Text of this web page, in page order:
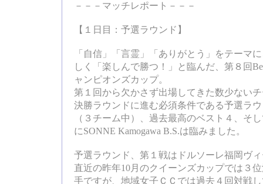
－－－マッチレポート－－－
【１日目：予選ラウンド】
「自信」「言霊」「ありがとう」をテーマ
しく「楽しんで勝つ！」と臨んだ、第８回
ャンピオンズカップ。
第１回から欠かさず出場してきた数少ない
決勝ラウンドに進む必須条件である予選ラ
（３チーム中）、過去最高のベスト４、そ
にSONNE Kamogawa B.S.は臨みました。
予選ラウンド、第１戦はドルソーレ福岡ヴ
直近の昨年10月のクイーンズカップでは３
手ですが、地域女子ＣＣでは過去４回対戦